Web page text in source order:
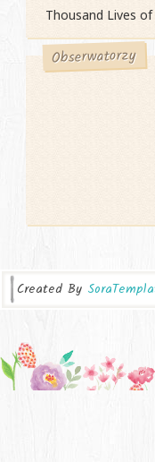
Thousand Lives
Obserwatorzy
Created By